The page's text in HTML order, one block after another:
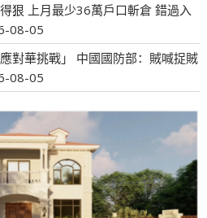
狠 上月最少36萬戶口斬倉 錯過入
08-05
對華挑戰」 中國國防部：賊喊捉賊
08-05